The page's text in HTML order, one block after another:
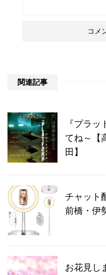
関連記事
『プラ
てね～【
田】
チャット
前橋・伊
お花見し